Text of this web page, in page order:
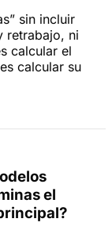
sin incluir
retrabajo, ni
calcular el
calcular su
el